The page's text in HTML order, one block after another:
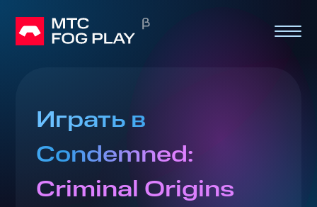
Играть в
Condemned:
Criminal Origins